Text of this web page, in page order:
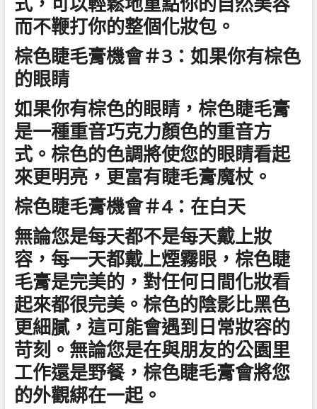
而不鞭打你的整個化妝包。
棕色睫毛膏機會＃3：如果你有棕色
的眼睛
如果你有棕色的眼睛，棕色睫毛膏
是一種重音巧克力顏色的重音方
式。棕色的色調將使您的眼睛看起
來更明亮，更富有睫毛膏魔杖。
棕色睫毛膏機會＃4：在白天
無論您是每天都不是每天戴上妝
容，每一天都戴上煙霧眼，棕色睫
毛膏是完美的，對任何日間化妝看
起來都很完美。棕色的陰影比黑色
更細膩，這可能會遇到日常妝容的
苛刻。無論您是在與朋友的公園里
工作還是野餐，棕色睫毛膏會將您
的外觀綁在一起。